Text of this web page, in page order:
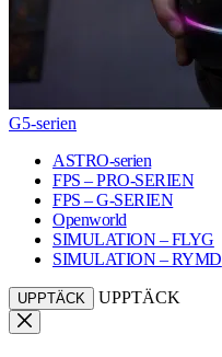
G5-serien
ASTRO-serien
FPS – PRO-SERIEN
FPS – G-SERIEN
Openworld
SIMULATION – FLYG
SIMULATION – RYMD
UPPTÄCK UPPTÄCK